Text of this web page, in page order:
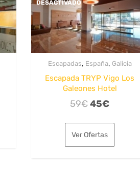
DESACTIVADO
Escapadas, España, Galicia
Escapada TRYP Vigo Los
Galeones Hotel
59€El
original
era:
45€El
es:
Ver Ofertas